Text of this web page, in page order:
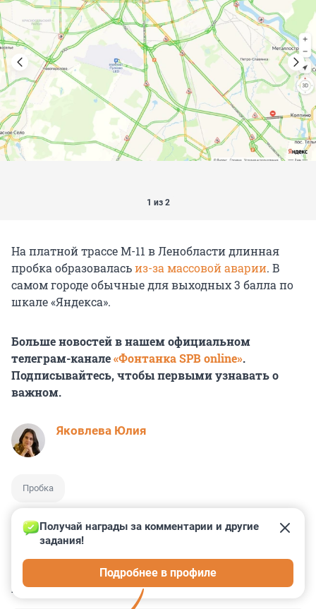
1 из 2
На платной трассе М-11 в Ленобласти длинная
пробка образоваласьиз-за массовой аварии. В
самом городе обычные для выходных 3 балла по
шкале «Яндекса».
Больше новостей в нашем официальном
телеграм-канале«Фонтанка SPB online».
Подписывайтесь, чтобы первыми узнавать о
важном.
Яковлева Юлия
Пробка
КОММЕНТАРИИ 5
Получай награды за комментарии и другие
задания!
Подробнее в профиле